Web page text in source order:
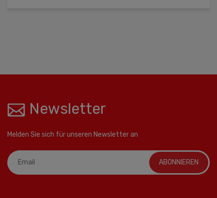
Newsletter
Melden Sie sich für unseren Newsletter an
ABONNIEREN